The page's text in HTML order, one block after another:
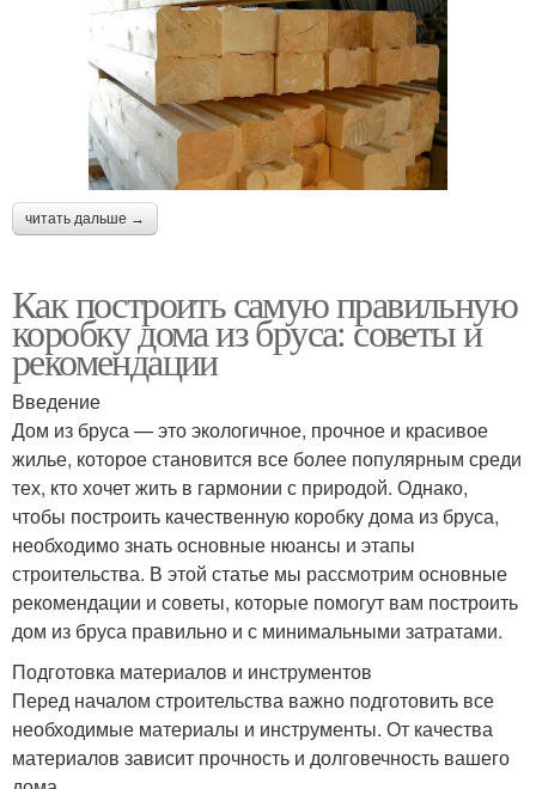
читать дальше →
Как построить самую правильную
коробку дома из бруса: советы и
рекомендации
Введение
Дом из бруса — это экологичное, прочное и красивое
жилье, которое становится все более популярным среди
тех, кто хочет жить в гармонии с природой. Однако,
чтобы построить качественную коробку дома из бруса,
необходимо знать основные нюансы и этапы
строительства. В этой статье мы рассмотрим основные
рекомендации и советы, которые помогут вам построить
дом из бруса правильно и с минимальными затратами.
Подготовка материалов и инструментов
Перед началом строительства важно подготовить все
необходимые материалы и инструменты. От качества
материалов зависит прочность и долговечность вашего